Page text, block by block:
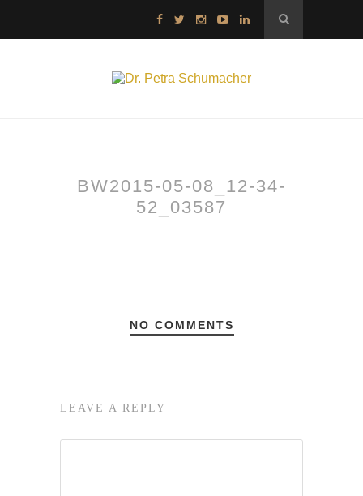
BW2015-05-08_12-34-
52_03587
NO COMMENTS
LEAVE A REPLY